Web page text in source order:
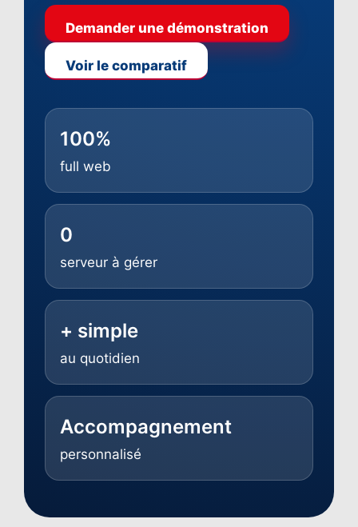
Demander une démonstration
Voir le comparatif
100%
full web
0
serveur à gérer
+ simple
au quotidien
Accompagnement
personnalisé